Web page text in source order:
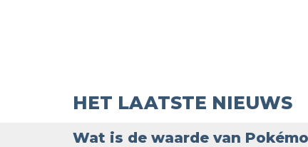
HET LAATSTE NIEUWS
Wat is de waarde van